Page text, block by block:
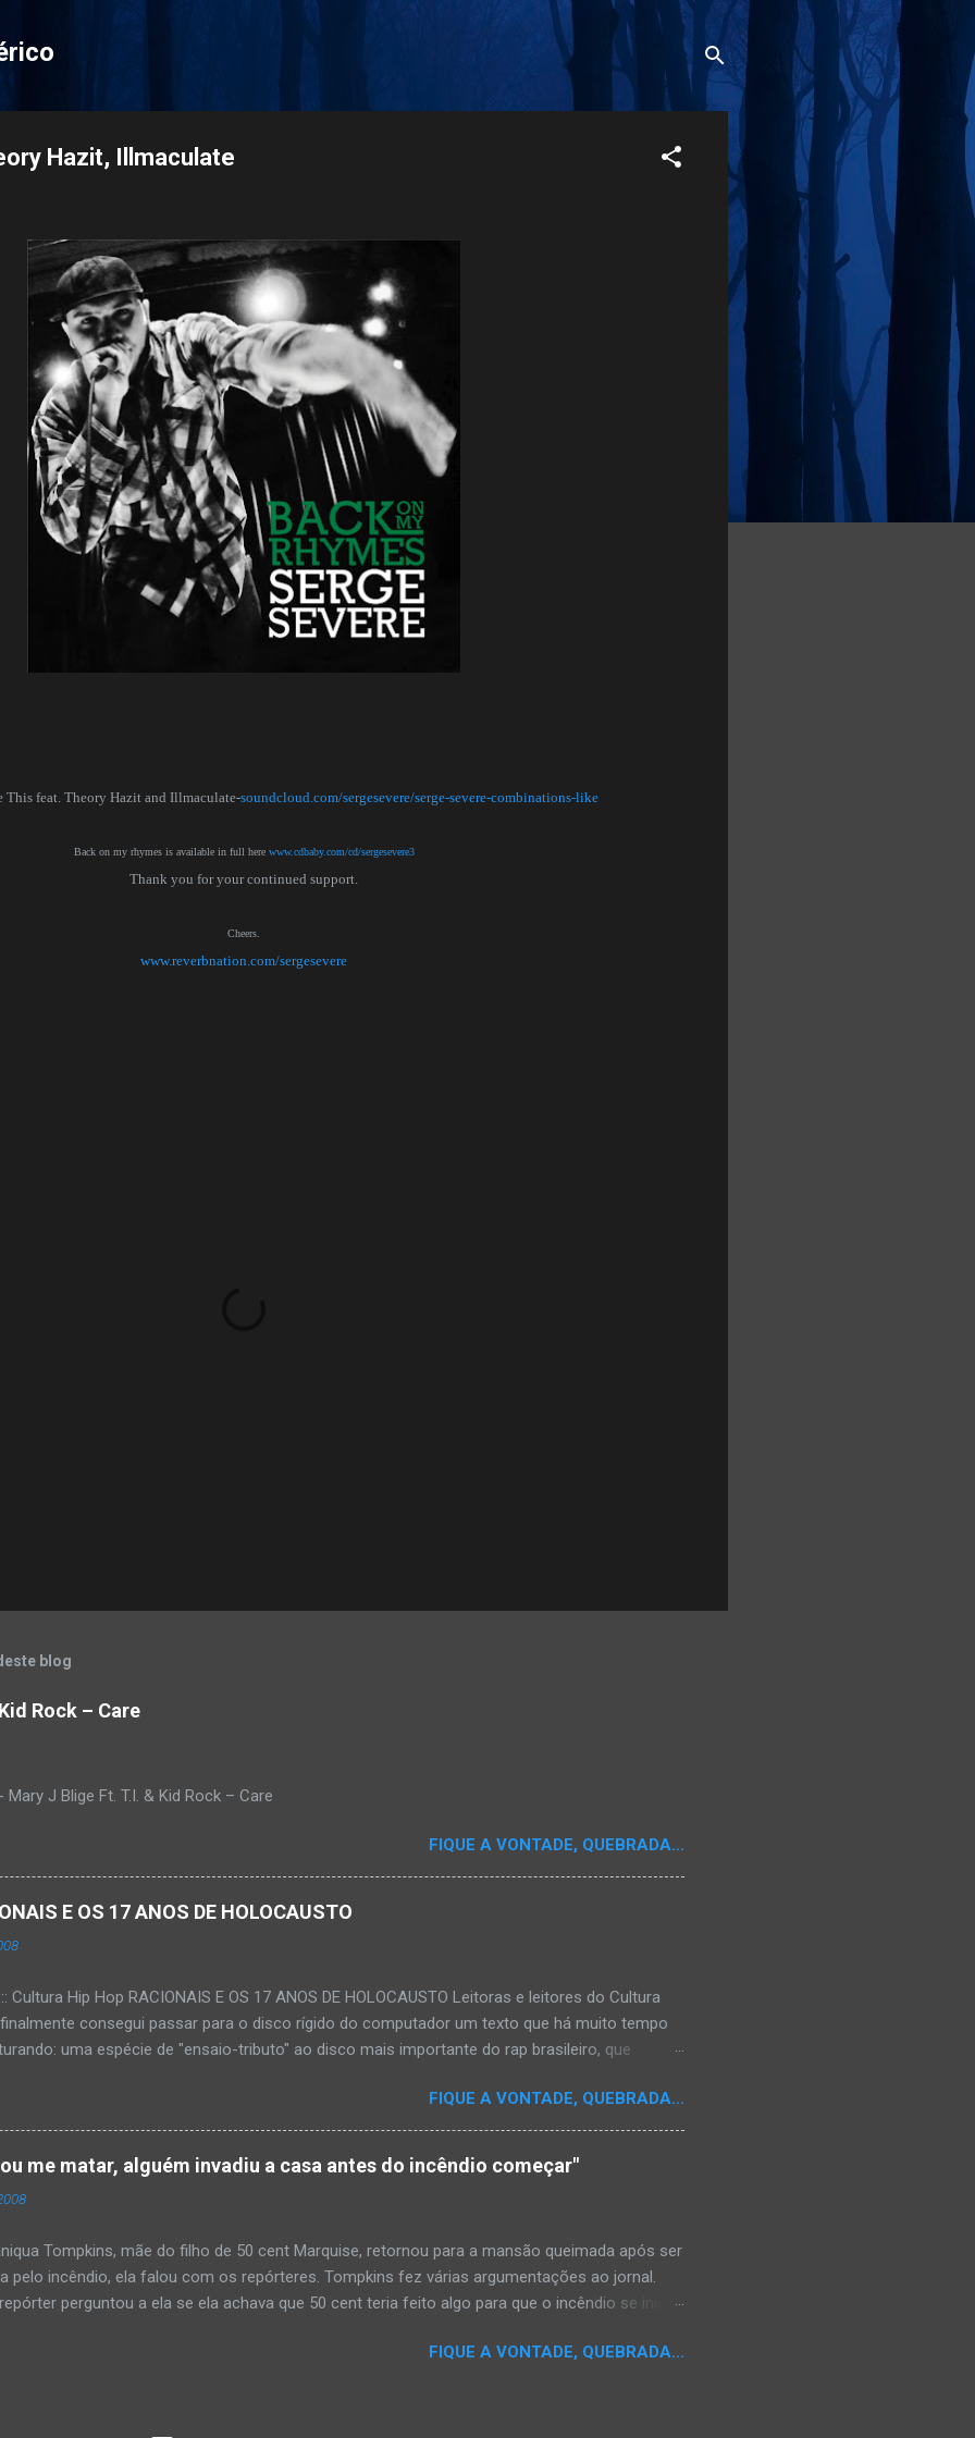
Hazit, Illmaculate
feat. Theory Hazit and Illmaculate-soundcloud.com/sergesevere/serge-severe-combinations-like
Back on my rhymes is available in full here www.cdbaby.com/cd/sergesevere3
Thank you for your continued support.
Cheers.
www.reverbnation.com/sergesevere
blog
Rock – Care
Mary J Blige Ft. T.I. & Kid Rock – Care
FIQUE A VONTADE, QUEBRADA...
E OS 17 ANOS DE HOLOCAUSTO
Cultura Hip Hop RACIONAIS E OS 17 ANOS DE HOLOCAUSTO Leitoras e leitores do Cultura
consegui passar para o disco rígido do computador um texto que há muito tempo
uma espécie de "ensaio-tributo" ao disco mais importante do rap brasileiro, que
costume, uma pequena digressão. É muito disseminada em nosso país a crença de que o
tem memória. Fala-se muito por aí que não cultuamos nossos antepassados nem nossa
sociocultural. No que diz respeito ao hip-hop, cabe a nós, formadores de opinião
responsáveis, tentar mudar essa trajetória de descaso e esquecimento. Assim, o sítio
Hop tornou-se mais um dos espaços de preservação e disseminação da rica história do
FIQUE A VONTADE, QUEBRADA...
me matar, alguém invadiu a casa antes do incêndio começar"
Tompkins, mãe do filho de 50 cent Marquise, retornou para a mansão queimada após ser
pelo incêndio, ela falou com os repórteres. Tompkins fez várias argumentações ao jornal.
perguntou a ela se ela achava que 50 cent teria feito algo para que o incêndio se inicia-
mandando alguém para mata-lá e para asistir o que ele faz'. Tompkins disse que alguém
FIQUE A VONTADE, QUEBRADA...